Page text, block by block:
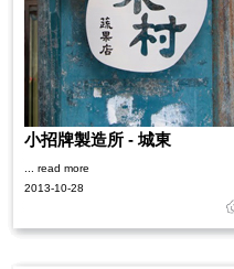
小招牌製造所 - 城東
... read more
2013-10-28